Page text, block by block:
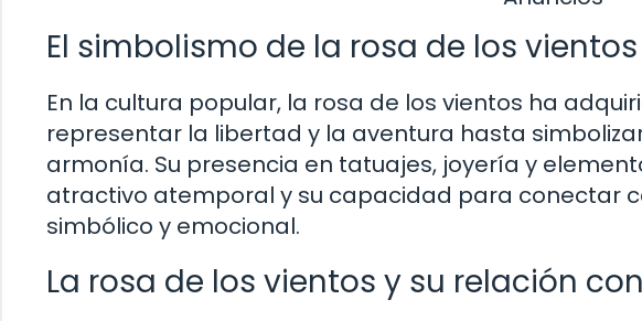
El simbolismo de la rosa de los
En la cultura popular, la rosa de los vientos ha
representar la libertad y la aventura hasta
armonía. Su presencia en tatuajes, joyería y
atractivo atemporal y su capacidad para conectar
simbólico y emocional.
La rosa de los vientos y su relación